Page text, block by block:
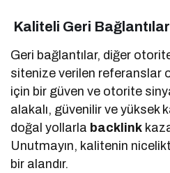
Kaliteli Geri
Geri bağlantılar, diğer
sitenize verilen referanslar
için bir güven ve otorite
alakalı, güvenilir ve yüksek
doğal yollarla backlink
Unutmayın, kalitenin
bir alandır.